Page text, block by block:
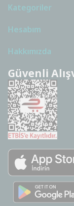
Kategoriler
Hesabım
Hakkımızda
Güvenli